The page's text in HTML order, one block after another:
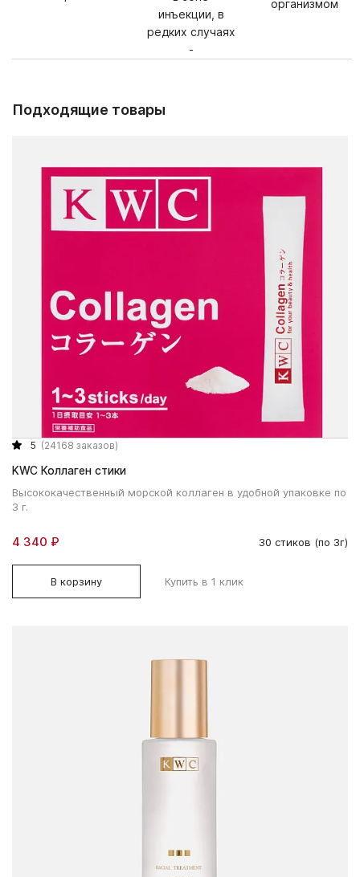
инъекции, в
редких случаях
-
организмом
Подходящие товары
5 (24168 заказов)
KWC Коллаген стики
Высококачественный морской коллаген в удобной упаковке по
3 г.
4 340 ₽ 30 стиков (по 3г)
В корзину Купить в 1 клик